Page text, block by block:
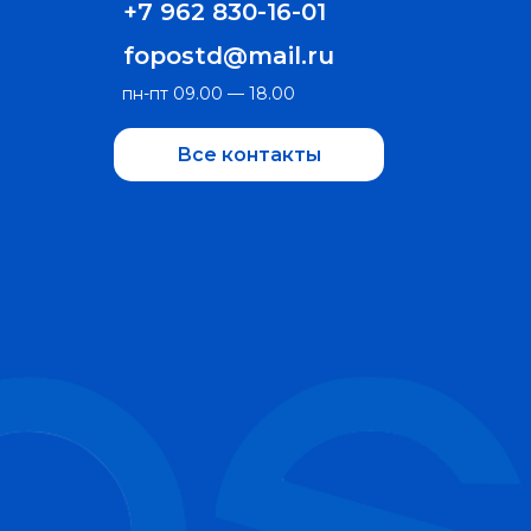
fopostd@mail.ru
+7 962 830-16-01
пн-пт 09.00 — 18.00
Все контакты